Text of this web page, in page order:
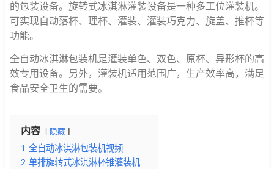
的包装设备。旋转式冰淇淋灌装设备是一种多工位灌装机。
可实现自动落杯、理杯、灌装、灌装巧克力、旋盖、推杯等
功能。
全自动冰淇淋包装机是灌装单色、双色、原杯、异形杯的高
效专用设备。另外，灌装机适用范围广，生产效率高，满足
食品安全卫生的需要。
内容 隐藏
1 全自动冰淇淋包装机视频
2 单排旋转式冰淇淋杯锥灌装机